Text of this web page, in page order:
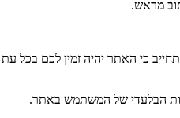
מראש.
כי האתר יהיה זמין לכם בכל עת
הבלעדי של המשתמש באתר.